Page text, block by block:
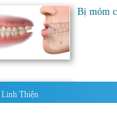
Bị móm
Linh Thiện